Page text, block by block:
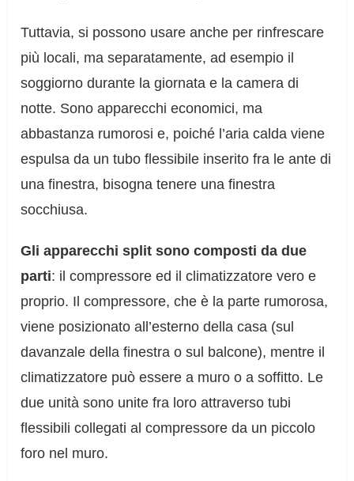
Tuttavia, si possono usare anche per rinfrescare
più locali, ma separatamente, ad esempio il
soggiorno durante la giornata e la camera di
notte. Sono apparecchi economici, ma
abbastanza rumorosi e, poiché l’aria calda viene
espulsa da un tubo flessibile inserito fra le ante di
una finestra, bisogna tenere una finestra
socchiusa.
Gli apparecchi split sono composti da due
parti: il compressore ed il climatizzatore vero e
proprio. Il compressore, che è la parte rumorosa,
viene posizionato all’esterno della casa (sul
davanzale della finestra o sul balcone), mentre il
climatizzatore può essere a muro o a soffitto. Le
due unità sono unite fra loro attraverso tubi
flessibili collegati al compressore da un piccolo
foro nel muro.